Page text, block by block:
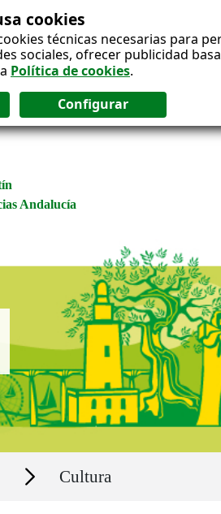
cookies
técnicas necesarias para
sociales, ofrecer publicidad
Política de cookies.
Andalucía
Secciones Cultura